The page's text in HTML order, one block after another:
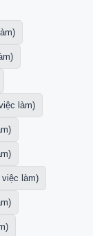
làm)
việc làm)